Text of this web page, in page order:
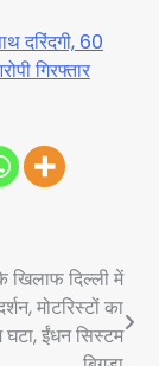
दरिंदगी, 60
गिरफ्तार
खिलाफ दिल्ली में
मोटरिस्टों का
घटा, ईंधन सिस्टम